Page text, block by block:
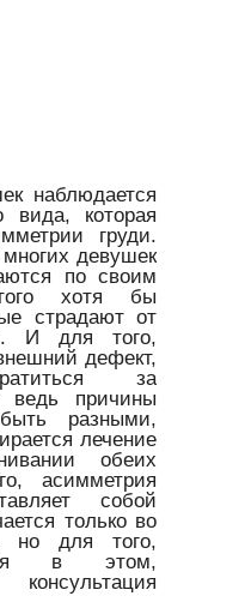
наблюдается
вида, которая
груди.
девушек
по своим
хотя бы
страдают от
И для того,
дефект,
за
причины
разными,
лечение
обеих
асимметрия
собой
только во
но для того,
в этом,